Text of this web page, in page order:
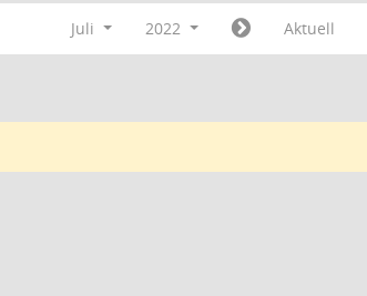
Juli 2022 Aktuell